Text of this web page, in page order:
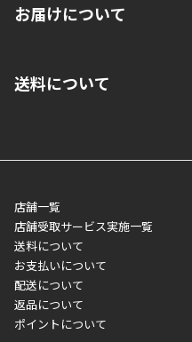
いいただくことはできません。
■代金引換(代引)※手数料がかか
■商品によっては一部決済方法
す。
お届けについて
ご注文が確認出来次第、1～4
業日にてお引渡しとなります
メーカー直送品など一部商品
制限がかかる場合がございます
異なる場合がございます。対象
い。
■店舗受取をご選択いただいた
ご注文が確認出来次第、お受取
をさせていただきます。店舗に
送料について
店舗一覧
店舗受取サービス実施一覧
送料について
お支払いについて
配送について
返品について
ポイントについて